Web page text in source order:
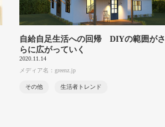
自給自足生活への回帰 DIYの範囲がさ
らに広がっていく
2020.11.14
メディア名：greenz.jp
その他 生活者トレンド